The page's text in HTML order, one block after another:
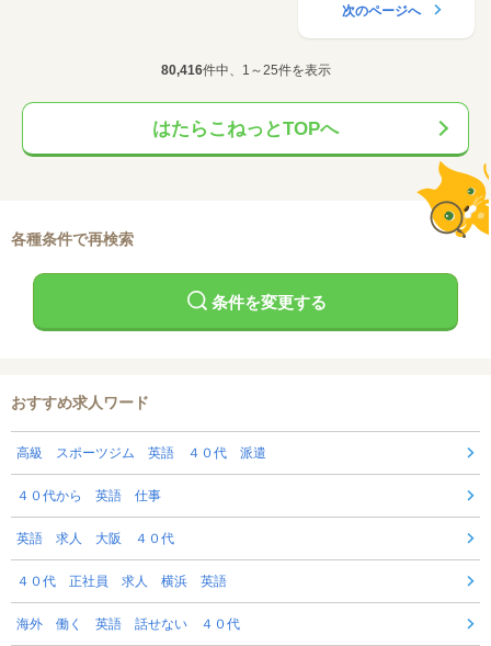
次のページへ
80,416件中、1～25件を表示
はたらこねっとTOPへ
各種条件で再検索
条件を変更する
おすすめ求人ワード
高級 スポーツジム 英語 ４０代 派遣
４０代から 英語 仕事
英語 求人 大阪 ４０代
４０代 正社員 求人 横浜 英語
海外 働く 英語 話せない ４０代